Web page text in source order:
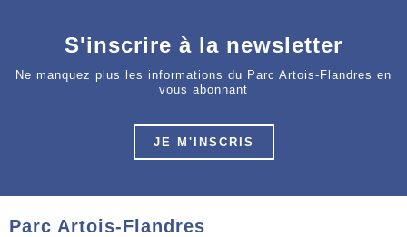
S'inscrire à la newsletter
Ne manquez plus les informations du Parc Artois-Flandres en
vous abonnant
JE M'INSCRIS
Parc Artois-Flandres